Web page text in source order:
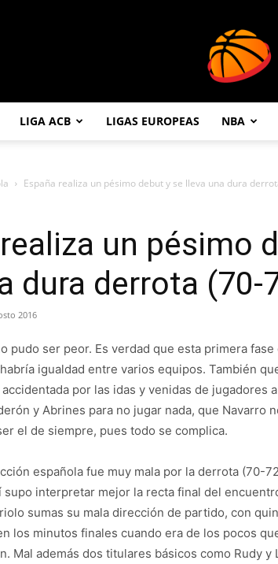
LIGA ACB LIGAS EUROPEAS NBA
España realiza un pésimo debut y se lleva una dura
un pésimo
dura derrota (70-
2016
pudo ser peor. Es verdad que esta primera
igualdad entre varios equipos. También
por las idas y venidas de jugadores
y Abrines para no jugar nada, que Navarro
el de siempre, pues todo se complica.
española fue muy mala por la derrota (70-
interpretar mejor la recta final del
sumas su mala dirección de partido, con
los minutos finales cuando era de los pocos
Mal además dos titulares básicos como Rudy y